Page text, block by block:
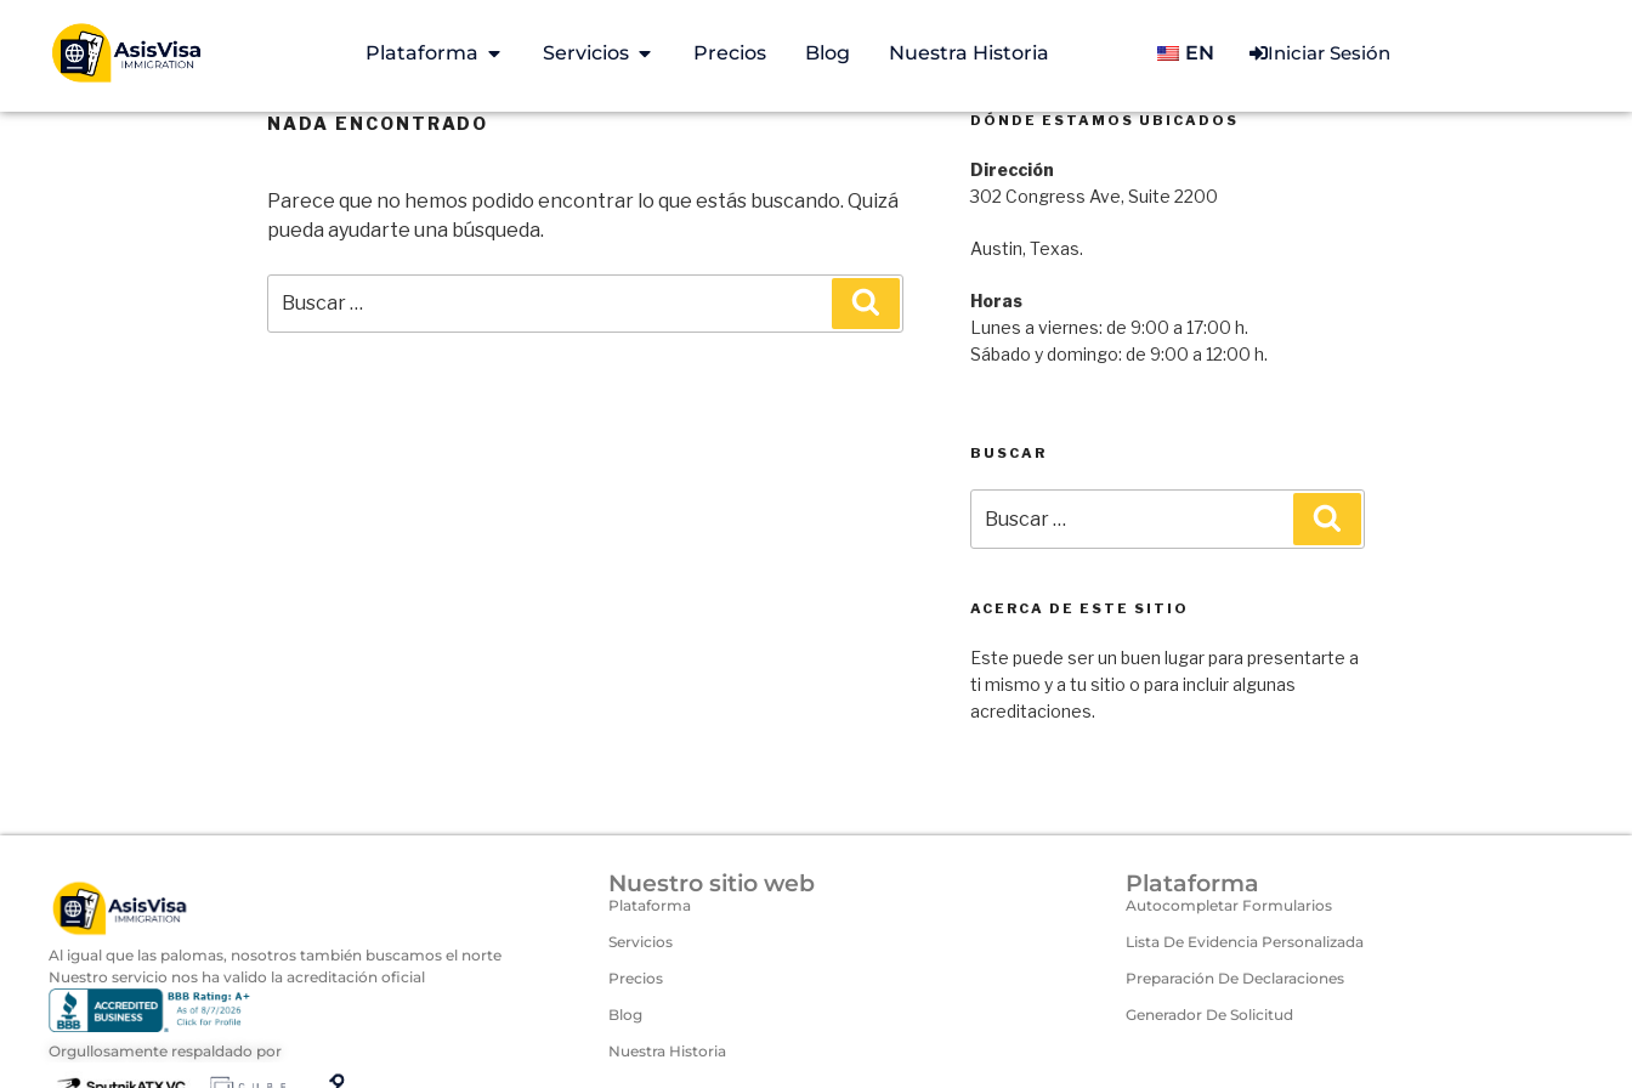
Plataforma Servicios Precios Blog Nuestra Historia EN Iniciar Sesión
NADA ENCONTRADO
Parece que no hemos podido encontrar lo que estás buscando. Quizá
pueda ayudarte una búsqueda.
DÓNDE ESTAMOS UBICADOS
Dirección
302 Congress Ave, Suite 2200
Austin, Texas.
Horas
Lunes a viernes: de 9:00 a 17:00 h.
Sábado y domingo: de 9:00 a 12:00 h.
BUSCAR
ACERCA DE ESTE SITIO
Este puede ser un buen lugar para presentarte a
ti mismo y a tu sitio o para incluir algunas
acreditaciones.
Al igual que las palomas, nosotros también buscamos el norte
Nuestro servicio nos ha valido la acreditación oficial
Orgullosamente respaldado por
Nuestro sitio web
Plataforma
Servicios
Precios
Blog
Nuestra Historia
Plataforma
Autocompletar Formularios
Lista De Evidencia Personalizada
Preparación De Declaraciones
Generador De Solicitud